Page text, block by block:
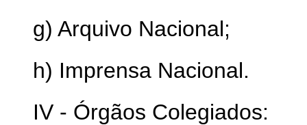
g) Arquivo Nacional;
h) Imprensa Nacional.
IV - Órgãos Colegiados: